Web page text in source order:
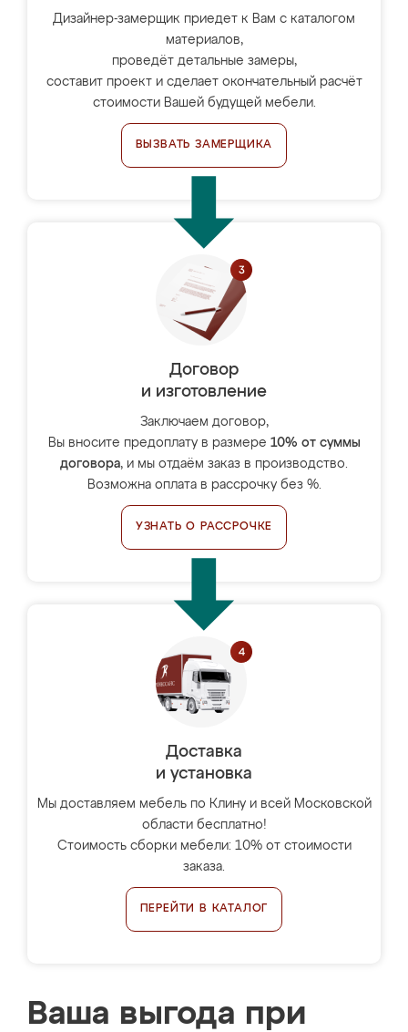
Дизайнер-замерщик приедет к Вам с каталогом
материалов,
проведёт детальные замеры,
составит проект и сделает окончательный расчёт
стоимости Вашей будущей мебели.
ВЫЗВАТЬ ЗАМЕРЩИКА
Договор
и изготовление
Заключаем договор,
Вы вносите предоплату в размере 10% от суммы
договора, и мы отдаём заказ в производство.
Возможна оплата в рассрочку без %.
УЗНАТЬ О РАССРОЧКЕ
Доставка
и установка
Мы доставляем мебель по Клину и всей Московской
области бесплатно!
Стоимость сборки мебели: 10% от стоимости
заказа.
ПЕРЕЙТИ В КАТАЛОГ
Ваша выгода при